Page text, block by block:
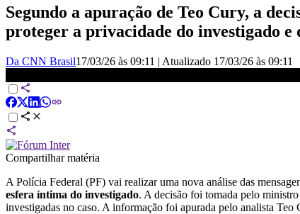
Segundo a apuração de Teo Cury, a
proteger a privacidade do investigado e
Da CNN Brasil17/03/26 às 09:11 | Atualizado 17/03/26 às 09:11
Compartilhar matéria
A Polícia Federal (PF) vai realizar uma nova análise das
esfera íntima do investigado. A decisão foi tomada pelo
investigadas no caso. A informação foi apurada pelo analista Teo